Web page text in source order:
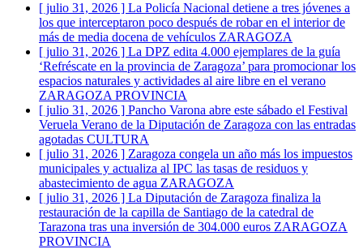
[ julio 31, 2026 ] La Policía Nacional detiene a tres jóvenes a
los que interceptaron poco después de robar en el interior de
más de media docena de vehículos ZARAGOZA
[ julio 31, 2026 ] La DPZ edita 4.000 ejemplares de la guía
‘Refréscate en la provincia de Zaragoza’ para promocionar los
espacios naturales y actividades al aire libre en el verano
ZARAGOZA PROVINCIA
[ julio 31, 2026 ] Pancho Varona abre este sábado el Festival
Veruela Verano de la Diputación de Zaragoza con las entradas
agotadas CULTURA
[ julio 31, 2026 ] Zaragoza congela un año más los impuestos
municipales y actualiza al IPC las tasas de residuos y
abastecimiento de agua ZARAGOZA
[ julio 31, 2026 ] La Diputación de Zaragoza finaliza la
restauración de la capilla de Santiago de la catedral de
Tarazona tras una inversión de 304.000 euros ZARAGOZA
PROVINCIA